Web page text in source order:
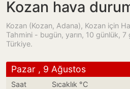
Kozan hava
Kozan (Kozan, Adana), Kozan için
Tahmini - bugün, yarın, 10 günlük, 7
Türkiye.
Pazar , 9 Ağustos
Saat Sıcaklık °C